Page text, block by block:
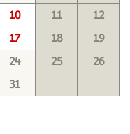
10 11
12
17 18
19
24 25
26
31